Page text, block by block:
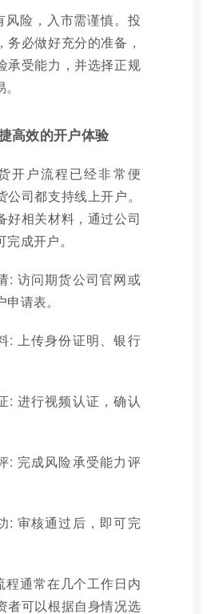
风险，入市需谨慎。投
务必做好充分的准备，
承受能力，并选择正规
高效的开户体验
开户流程已经非常便
司都支持线上开户。
好相关材料，通过公司
成开户。
: 访问期货公司官网或
请表。
: 上传身份证明、银行
: 进行视频认证，确认
: 完成风险承受能力评
: 审核通过后，即可完
程通常在几个工作日内
者可以根据自身情况选